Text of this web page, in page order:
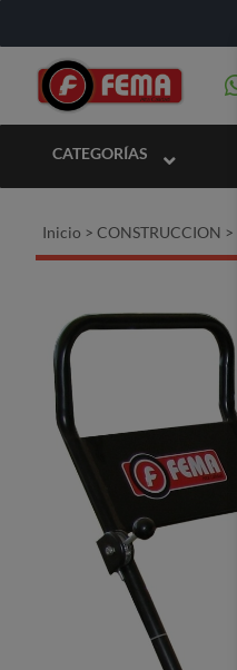
CATEGORÍAS
Inicio > CONSTRUCCION >